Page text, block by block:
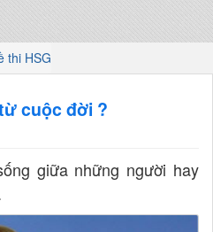
thi HSG
cuộc đời ?
giữa những người hay